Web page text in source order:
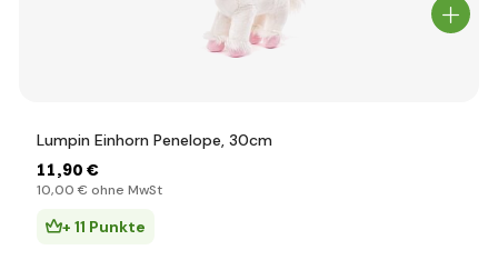
Lumpin Einhorn Penelope, 30cm
11,90 €
10,00 € ohne MwSt
+ 11 Punkte